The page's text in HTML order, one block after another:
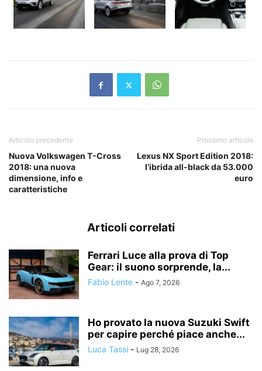
Articolo precedente
Nuova Volkswagen T-Cross
2018: una nuova
dimensione, info e
caratteristiche
Prossimo articolo
Lexus NX Sport Edition 2018:
l’ibrida all-black da 53.000
euro
Articoli correlati
Ferrari Luce alla prova di Top
Gear: il suono sorprende, la...
Fabio Lente - Ago 7, 2026
Ho provato la nuova Suzuki Swift
per capire perché piace anche...
Luca Tassi - Lug 28, 2026